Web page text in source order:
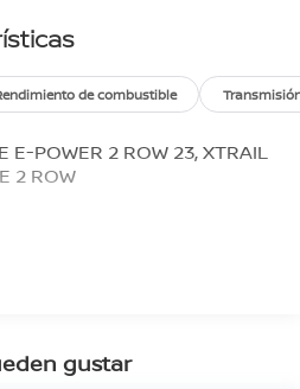
de combustible
E-POWER 2 ROW 23, XTRAIL
2 ROW
gustar